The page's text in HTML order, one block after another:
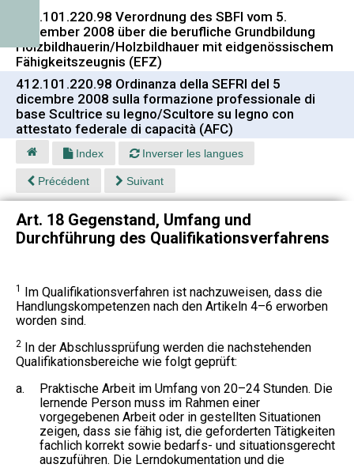
412.101.220.98 Verordnung des SBFI vom 5.
Dezember 2008 über die berufliche Grundbildung
Holzbildhauerin/Holzbildhauer mit eidgenössischem
Fähigkeitszeugnis (EFZ)
412.101.220.98 Ordinanza della SEFRI del 5
dicembre 2008 sulla formazione professionale di
base Scultrice su legno/Scultore su legno con
attestato federale di capacità (AFC)
Index Inverser les langues
Précédent Suivant
Art. 18 Gegenstand, Umfang und
Durchführung des Qualifikationsverfahrens
1 Im Qualifikationsverfahren ist nachzuweisen, dass die
Handlungskompetenzen nach den Artikeln 4–6 erworben
worden sind.
2 In der Abschlussprüfung werden die nachstehenden
Qualifikationsbereiche wie folgt geprüft:
a.
Praktische Arbeit im Umfang von 20–24 Stunden. Die
lernende Person muss im Rahmen einer
vorgegebenen Arbeit oder in gestellten Situationen
zeigen, dass sie fähig ist, die geforderten Tätigkeiten
fachlich korrekt sowie bedarfs- und situationsgerecht
auszuführen. Die Lerndokumentation und die